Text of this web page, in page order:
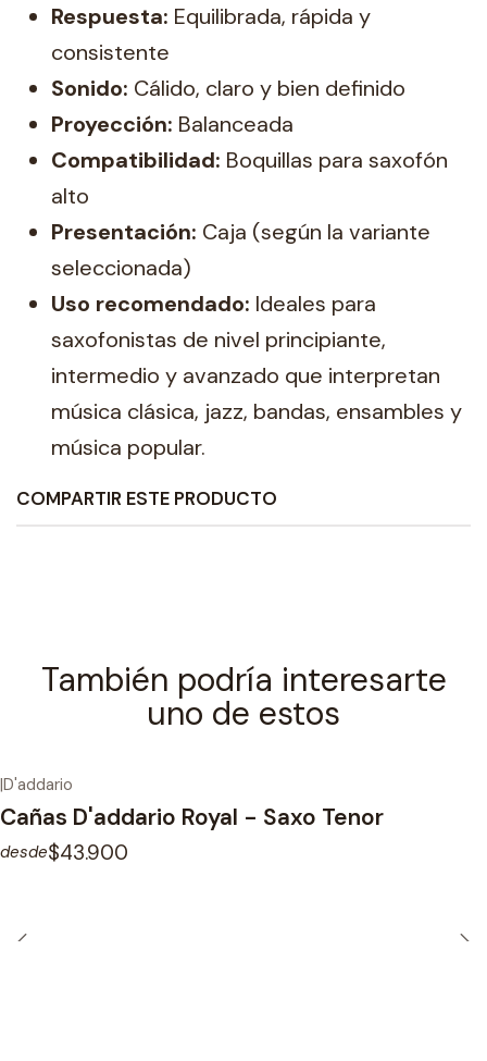
Respuesta: Equilibrada, rápida y
consistente
Sonido: Cálido, claro y bien definido
Proyección: Balanceada
Compatibilidad: Boquillas para saxofón
alto
Presentación: Caja (según la variante
seleccionada)
Uso recomendado: Ideales para
saxofonistas de nivel principiante,
intermedio y avanzado que interpretan
música clásica, jazz, bandas, ensambles y
música popular.
COMPARTIR ESTE PRODUCTO
También podría interesarte
uno de estos
|D'addario
Cañas D'addario Royal - Saxo Tenor
desde$43.900